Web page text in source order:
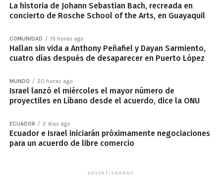
La historia de Johann Sebastian Bach, recreada en
concierto de Rosche School of the Arts, en Guayaquil
COMUNIDAD 19 horas ago
Hallan sin vida a Anthony Peñafiel y Dayan Sarmiento,
cuatro días después de desaparecer en Puerto López
MUNDO 20 horas ago
Israel lanzó el miércoles el mayor número de
proyectiles en Líbano desde el acuerdo, dice la ONU
ECUADOR 2 días ago
Ecuador e Israel iniciarán próximamente negociaciones
para un acuerdo de libre comercio
ADVERTISEMENT